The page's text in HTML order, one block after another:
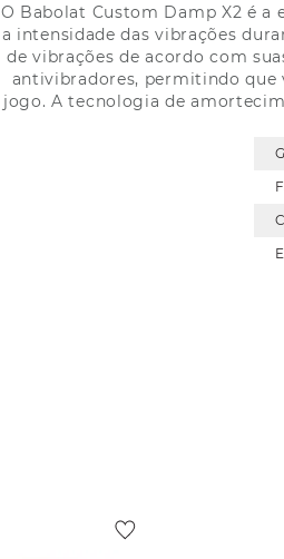
O Babolat Custom Damp X2 é a
a intensidade das vibrações
de vibrações de acordo com
antivibradores, permitindo que
jogo. A tecnologia de